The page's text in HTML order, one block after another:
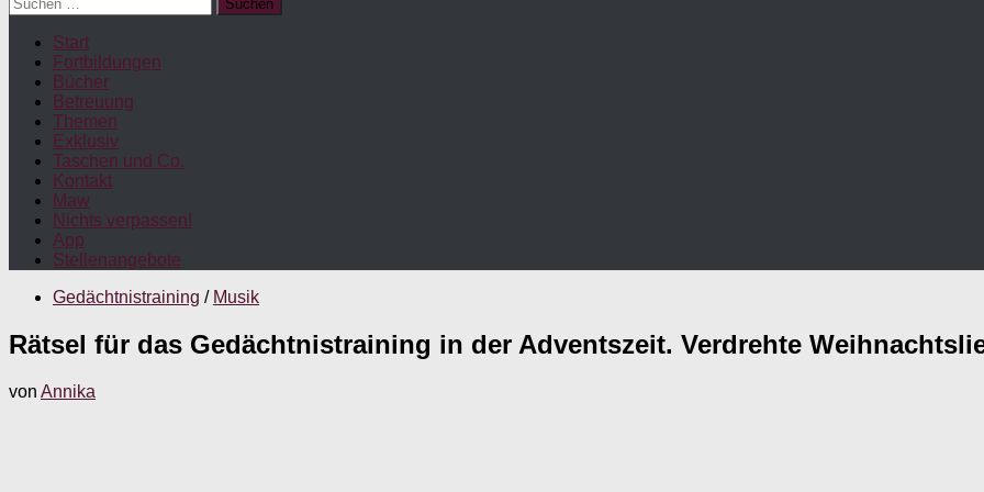
nach:
Start
Fortbildungen
Bücher
Betreuung
Themen
Exklusiv
Taschen und Co.
Kontakt
Maw
Nichts verpassen!
App
Stellenangebote
Gedächtnistraining / Musik
Rätsel für das Gedächtnistraining in der Adventszeit. Verdrehte
von Annika